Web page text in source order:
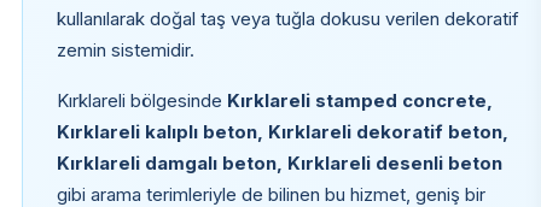
kullanılarak doğal taş veya tuğla dokusu verilen dekoratif
zemin sistemidir.
Kırklareli bölgesinde Kırklareli stamped concrete,
Kırklareli kalıplı beton, Kırklareli dekoratif beton,
Kırklareli damgalı beton, Kırklareli desenli beton
gibi arama terimleriyle de bilinen bu hizmet, geniş bir